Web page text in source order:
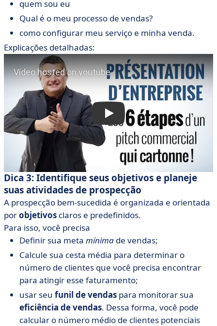
quem sou eu
Qual é o meu processo de vendas?
como configurar meu serviço e minha venda.
Explicações detalhadas:
Dica 3: Identifique seus objetivos e planeje
suas atividades de prospecção
A prospecção bem-sucedida é organizada e orientada
porobjetivos claros e predefinidos.
Para isso, você precisa
Definir sua meta mínima de vendas;
Calcule sua cesta média para determinar o
número de clientes que você precisa encontrar
para atingir esse faturamento;
usar seu funil de vendas para monitorar sua
eficiência de vendas. Dessa forma, você pode
calcular o número médio de clientes potenciais